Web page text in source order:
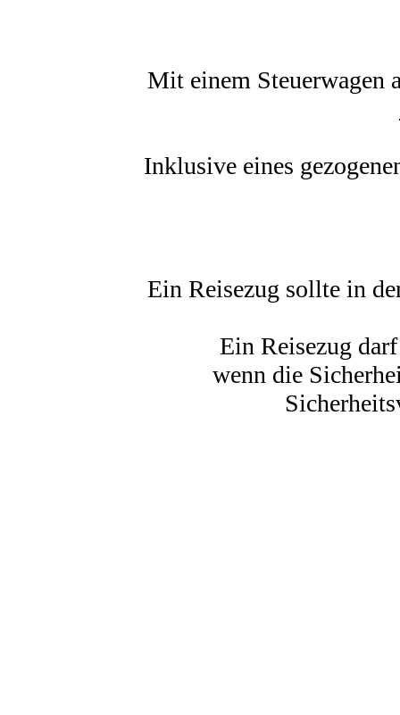
Mit einem Steuerwagen
Inklusive eines
Ein Reisezug sollte in
Ein Reisezug
wenn die